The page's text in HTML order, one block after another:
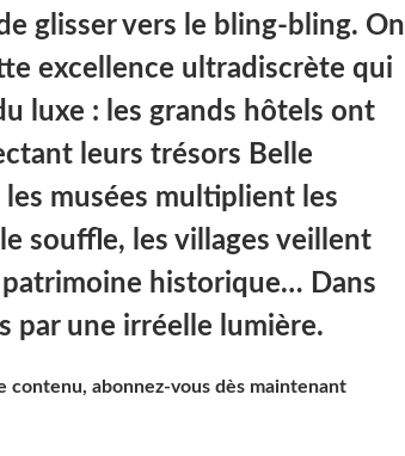
glisser vers le bling-bling. On
excellence ultradiscrète qui
luxe : les grands hôtels ont
leurs trésors Belle
musées multiplient les
souffle, les villages veillent
historique… Dans
par une irréelle lumière.
contenu, abonnez-vous dès maintenant